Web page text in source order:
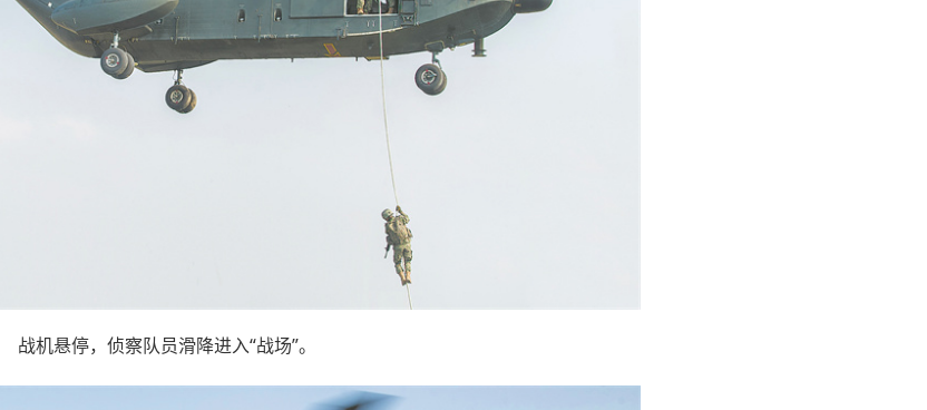
战机悬停，侦察队员滑降进入“战场”。